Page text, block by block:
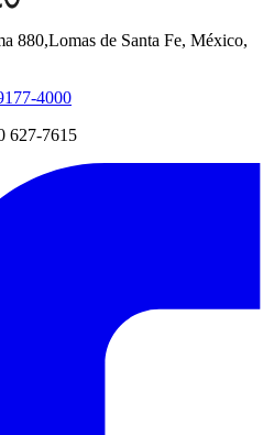
880,Lomas de Santa Fe, México,
4000
627-7615